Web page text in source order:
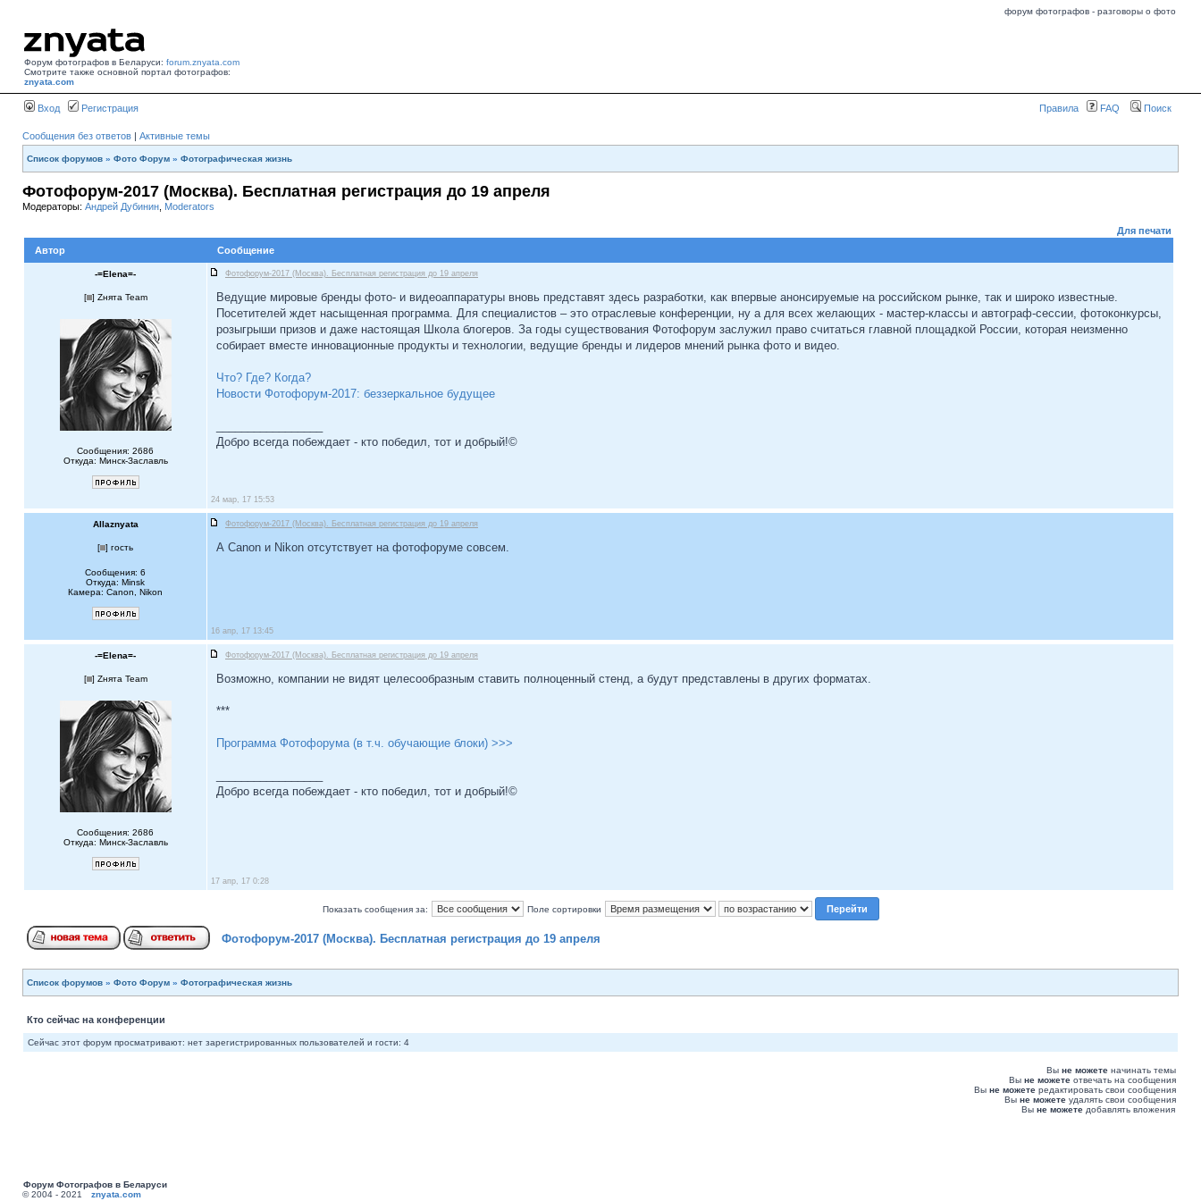
форум фотографов - разговоры о фото
Форум фотографов в Беларуси: forum.znyata.com
Смотрите также основной портал фотографов:
znyata.com
Вход Регистрация Правила FAQ Поиск
Сообщения без ответов | Активные темы
Список форумов » Фото Форум » Фотографическая жизнь
Фотофорум-2017 (Москва). Бесплатная регистрация до 19 апреля
Модераторы: Андрей Дубинин Moderators
Для печати
Автор
Сообщение
-=Elena=- Фотофорум-2017 (Москва). Бесплатная регистрация до 19 апреля
[ ] Zнята Team
Сообщения: 2686
Откуда: Минск-Заславль
Ведущие мировые бренды фото- и видеоаппаратуры вновь представят здесь разработки, как впервые анонсируемые на российском рынке, так и широко известные.
Посетителей ждет насыщенная программа. Для специалистов – это отраслевые конференции, ну а для всех желающих - мастер-классы и автограф-сессии, фотоконкурсы,
розыгрыши призов и даже настоящая Школа блогеров. За годы существования Фотофорум заслужил право считаться главной площадкой России, которая неизменно
собирает вместе инновационные продукты и технологии, ведущие бренды и лидеров мнений рынка фото и видео.
Что? Где? Когда?
Новости Фотофорум-2017: беззеркальное будущее
Добро всегда побеждает - кто победил, тот и добрый!©
24 мар, 17 15:53
Allaznyata Фотофорум-2017 (Москва). Бесплатная регистрация до 19 апреля
[ ] гость
Сообщения: 6
Откуда: Minsk
Камера: Canon, Nikon
А Canon и Nikon отсутствует на фотофоруме совсем.
16 апр, 17 13:45
-=Elena=- Фотофорум-2017 (Москва). Бесплатная регистрация до 19 апреля
[ ] Zнята Team
Сообщения: 2686
Откуда: Минск-Заславль
Возможно, компании не видят целесообразным ставить полноценный стенд, а будут представлены в других форматах.
***
Программа Фотофорума (в т.ч. обучающие блоки) >>>
Добро всегда побеждает - кто победил, тот и добрый!©
17 апр, 17 0:28
Показать сообщения за: Поле сортировки
Фотофорум-2017 (Москва). Бесплатная регистрация до 19 апреля
Список форумов » Фото Форум » Фотографическая жизнь
Кто сейчас на конференции
Сейчас этот форум просматривают: нет зарегистрированных пользователей и гости: 4
Вы не можете начинать темы
Вы не можете отвечать на сообщения
Вы не можете редактировать свои сообщения
Вы не можете удалять свои сообщения
Вы не можете добавлять вложения
Форум Фотографов в Беларуси
© 2004 - 2021 znyata.com